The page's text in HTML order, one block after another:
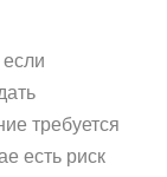
требуется
есть риск